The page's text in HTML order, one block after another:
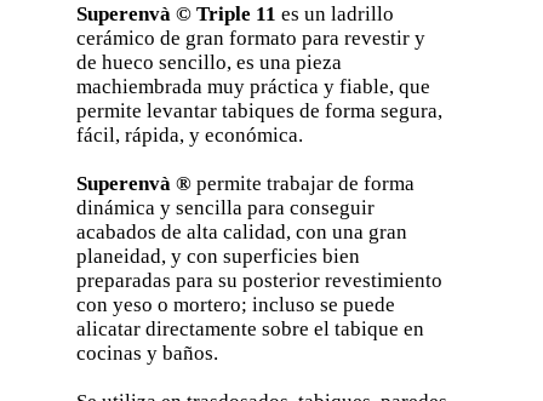
Superenvà © Triple 11 es un ladrillo
cerámico de gran formato para revestir y
de hueco sencillo, es una pieza
machiembrada muy práctica y fiable, que
permite levantar tabiques de forma segura,
fácil, rápida, y económica.
Superenvà ® permite trabajar de forma
dinámica y sencilla para conseguir
acabados de alta calidad, con una gran
planeidad, y con superficies bien
preparadas para su posterior revestimiento
con yeso o mortero; incluso se puede
alicatar directamente sobre el tabique en
cocinas y baños.